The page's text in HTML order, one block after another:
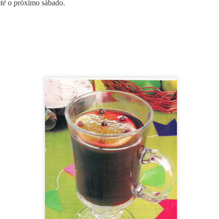
o próximo sábado.
o Fenjiu ofereceu uma experiência sensorial única,
a história por trás de um dos destilados mais valorizados da China.